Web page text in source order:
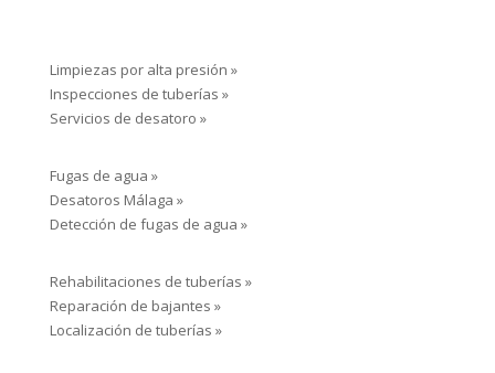
Limpiezas por alta presión »
Inspecciones de tuberías »
Servicios de desatoro »
Fugas de agua »
Desatoros Málaga »
Detección de fugas de agua »
Rehabilitaciones de tuberías »
Reparación de bajantes »
Localización de tuberías »